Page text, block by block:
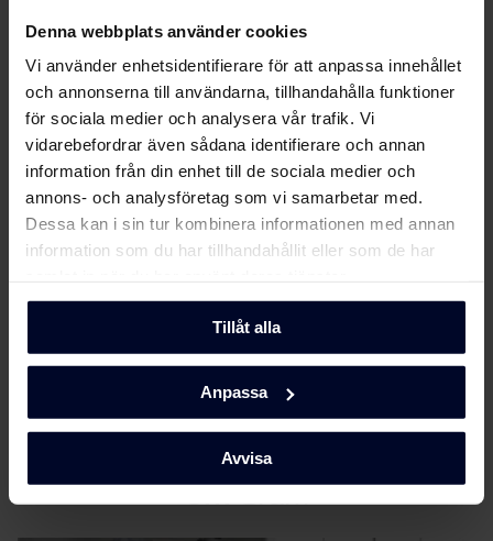
Denna webbplats använder cookies
Vi använder enhetsidentifierare för att anpassa innehållet
och annonserna till användarna, tillhandahålla funktioner
för sociala medier och analysera vår trafik. Vi
vidarebefordrar även sådana identifierare och annan
information från din enhet till de sociala medier och
annons- och analysföretag som vi samarbetar med.
Dessa kan i sin tur kombinera informationen med annan
information som du har tillhandahållit eller som de har
Tillåt alla
Anpassa
Avvisa
Filerladda ner
Energimärkning
Energimärkning Ladda ner
Användarhandbok
Användarmanual
Produktbild FS 481864 N
(v)/1
Ladda ner
Produktbild FS 481864 N
(v)/1
Ladda ner
Visa mer
OmGram